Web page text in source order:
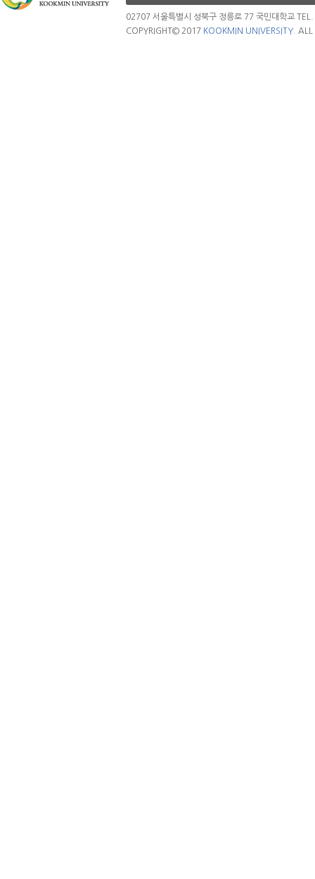
02707 서울특별시 성북구 정릉로 77 국민대학교
COPYRIGHT© 2017 KOOKMIN UNIVERSITY. ALL